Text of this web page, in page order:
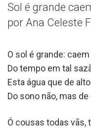
Sol é grande
por Ana Celeste
O sol é grande:
Do tempo em tal
Esta água que de
Do sono não, mas
Ó cousas todas vãs,